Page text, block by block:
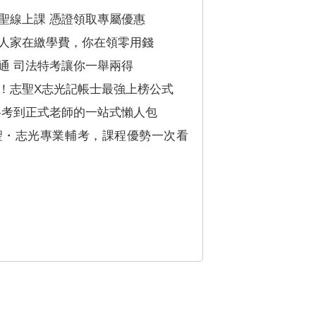
線上課 憑證領取專屬優惠
家在繳學費，你在領零用錢
司法特考讓你一舉兩得
志聖X志光記帳士最強上榜公式
到正式老師的一站式懶人包
志光專業輔考，課程優勢一次看